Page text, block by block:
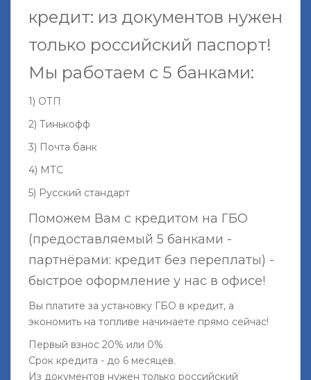
кредит: из документов нужен
только российский паспорт!
Мы работаем с 5 банками:
1) ОТП
2) Тинькофф
3) Почта банк
4) МТС
5) Русский стандарт
Поможем Вам с кредитом на ГБО
(предоставляемый 5 банками -
партнёрами: кредит без переплаты) -
быстрое оформление у нас в офисе!
Вы платите за установку ГБО в кредит, а
экономить на топливе начинаете прямо сейчас!
Первый взнос 20% или 0%
Срок кредита - до 6 месяцев.
Из документов нужен только российский